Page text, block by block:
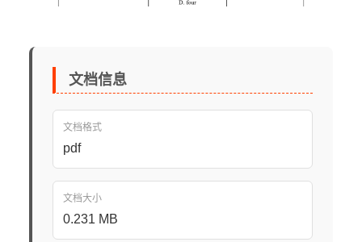
文档信息
文档格式
pdf
文档大小
0.231 MB